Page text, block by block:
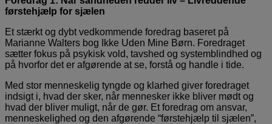
førstehjælp for sjælen
Et stærkt og dybt vedkommende foredrag baseret på
Marianne Walters bog Ikke Uden Mine Børn. Foredraget
sætter fokus på psykisk vold, tavshed og systemblindhed og
på hvorfor det er afgørende at se, forstå og handle i tide.
Med stor menneskelig tyngde og klarhed giver foredraget
indsigt i, hvad der sker, når mennesker ikke bliver mødt og
hvad der bliver muligt, når de gør. Et foredrag om ansvar,
menneskelighed og den afgørende “førstehjælp til sjælen”,